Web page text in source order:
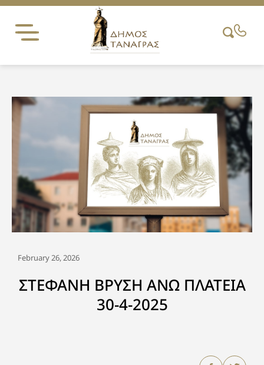
Skip
content
February 26, 2026
ΣΤΕΦΑΝΗ ΒΡΥΣΗ ΑΝΩ ΠΛΑΤΕΙΑ
30-4-2025